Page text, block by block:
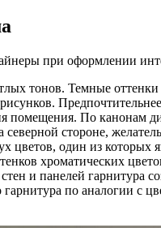
при оформлении
тонов. Темные
рисунков.
помещения. По канонам
стороне,
цветов, один из
хроматических
и панелей гарнитура
по аналогии с